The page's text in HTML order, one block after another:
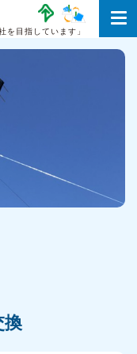
を目指しています」
換